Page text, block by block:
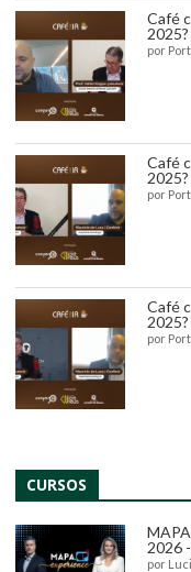
Café
2025?
por
Café
2025?
por
Café
2025?
por
CURSOS
2026
por